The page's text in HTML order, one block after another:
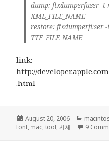
dump: ftxdumperfuser -t
XML_FILE_NAME
restore: ftxdumperfuser -
TTF_FILE_NAME
link:
http://
.html
Posted
on
August 20, 2006
font, mac,tool, 서체 9